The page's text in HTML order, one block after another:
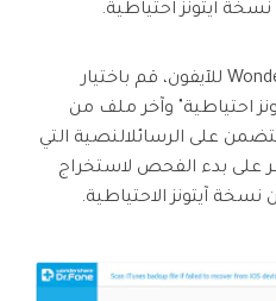
آيتونز احتياطية.
بعد تشغيل Wondershare Dr.Fone للآيفون، قم باختيار
احتياطية" وآخر ملف من
على الرسائلالنصية التي
على بدء الفحص لاستخراج
آيتونز الاحتياطية.